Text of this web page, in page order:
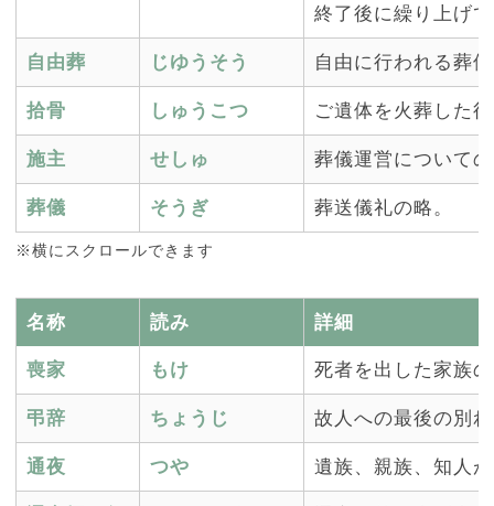
終了後に繰り上げ
自由葬 じゆうそう 自由に行われる葬
拾骨 しゅうこつ ご遺体を火葬した
施主 せしゅ 葬儀運営について
葬儀 そうぎ 葬送儀礼の略。
※横にスクロールできます
名称 読み 詳細
喪家 もけ 死者を出した家族
弔辞 ちょうじ 故人への最後の別
通夜 つや 遺族、親族、知人